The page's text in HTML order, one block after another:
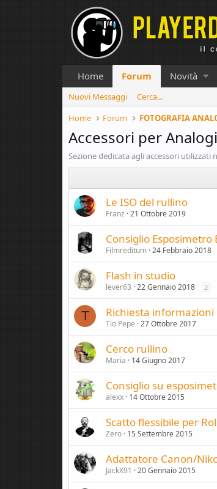
Home Forum Novità
Nuovi Messaggi
Cerca...
Home
Forum FOTOGRAFIA
Accessori per
Sezione dedicata agli accessori utilizzati
Le ISO del rullino
Franz 21 Ottobre 2019
Consiglio Esposimetro
Filmreditum 24 Febbraio 2018
Flash in studio
lever63 22 Gennaio 2018 2
T Richiesta informazioni
Tio Pepe 27 Ottobre 2017
Cerco rullino
Maria 14 Giugno 2017
Consiglio su
alexx 14 Ottobre 2015
Scatto flessibile per
Zero 15 Settembre 2015
Adattatore Canon/
JackX91 20 Gennaio 2015